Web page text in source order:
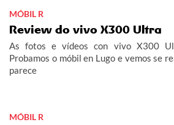
MÓBIL R
Review do vivo X300 Ultra
As fotos e vídeos con vivo X300
Probamos o móbil en Lugo e vemos se
parece
MÓBIL R